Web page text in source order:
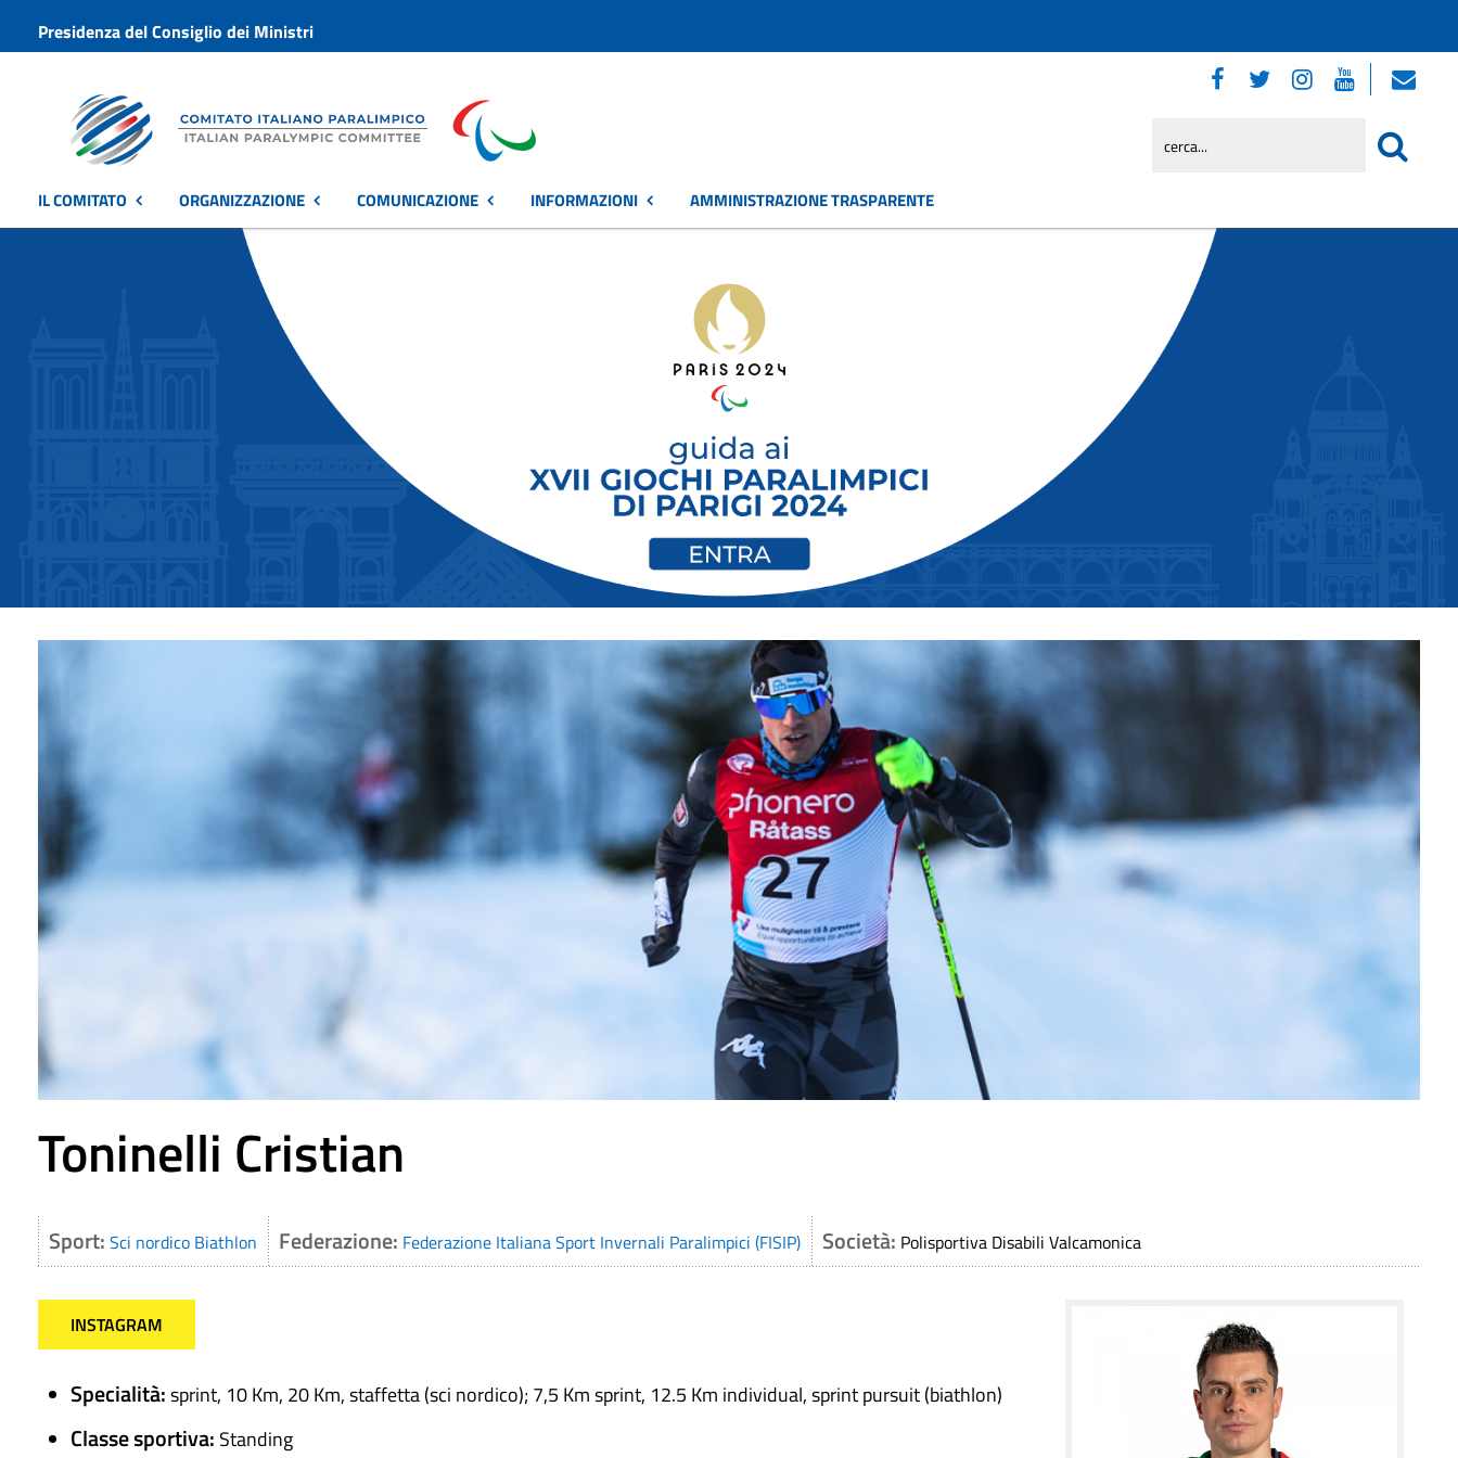
Presidenza del Consiglio dei Ministri
IL COMITATO ORGANIZZAZIONE COMUNICAZIONE INFORMAZIONI AMMINISTRAZIONE TRASPARENTE
Toninelli Cristian
Sport: Sci nordico Biathlon Federazione: Federazione Italiana Sport Invernali Paralimpici (FISIP) Società: Polisportiva Disabili Valcamonica
INSTAGRAM
Specialità:sprint, 10 Km, 20 Km, staffetta (sci nordico); 7,5 Km sprint, 12.5 Km individual, sprint pursuit (biathlon)
Classe sportiva: Standing